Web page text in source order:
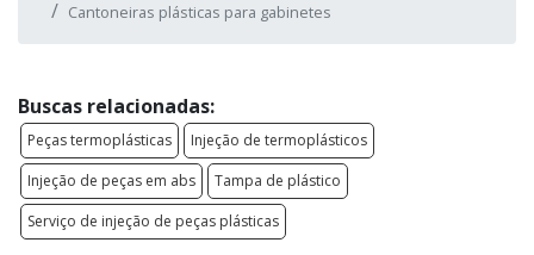
Cantoneiras plásticas para gabinetes
Buscas relacionadas:
Peças termoplásticas
Injeção de termoplásticos
Injeção de peças em abs
Tampa de plástico
Serviço de injeção de peças plásticas